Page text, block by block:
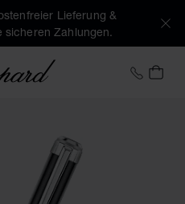
Lieferung &
sicheren Zahlungen.
Chopard +49